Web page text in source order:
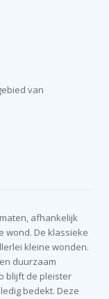
van
afhankelijk
wond. De klassieke
kleine wonden.
duurzaam
blijft de pleister
bedekt. Deze